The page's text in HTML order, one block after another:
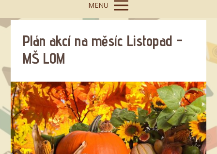
MENU
Plán akcí na měsíc Listopad –
MŠ LOM